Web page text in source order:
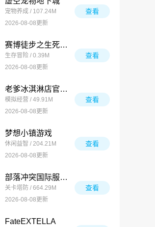
宠物养成 / 107.24M
2026-08-08更新
查看
赛博徒步之生死鳌太线
生存冒险 / 0.39M
2026-08-08更新
查看
老爹冰淇淋店官方版
模拟经营 / 49.91M
2026-08-08更新
查看
梦想小镇游戏
休闲益智 / 204.21M
2026-08-08更新
查看
部落冲突国际服最新版
关卡塔防 / 664.29M
2026-08-08更新
查看
FateEXTELLA